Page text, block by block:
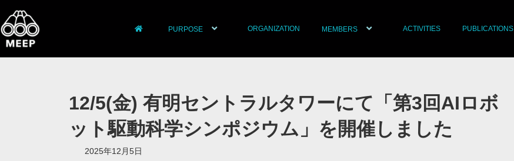
PURPOSE ORGANIZATION MEMBERS ACTIVITIES PUBLICATIONS
12/5(金) 有明セントラルタワーにて「第3回AIロボ
ット駆動科学シンポジウム」を開催しました
2025年12月5日